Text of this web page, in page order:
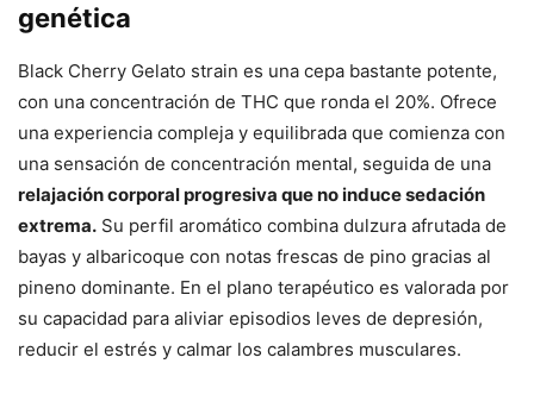
genética
Black Cherry Gelato strain es una cepa bastante potente,
con una concentración de THC que ronda el 20%. Ofrece
una experiencia compleja y equilibrada que comienza con
una sensación de concentración mental, seguida de una
relajación corporal progresiva que no induce sedación
extrema. Su perfil aromático combina dulzura afrutada de
bayas y albaricoque con notas frescas de pino gracias al
pineno dominante. En el plano terapéutico es valorada por
su capacidad para aliviar episodios leves de depresión,
reducir el estrés y calmar los calambres musculares.